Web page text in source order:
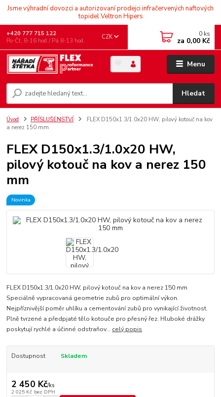
Jsme výhradní dovozci a autorizovaní prodejci infračervených naftových
topidel Veltron Hipers
Menu
CZK
Hledat
+420 777 715 122
Po-Čt, 8-16 hod./ Pá 8-13 hod.
0 ks
za 0,00 Kč
Úvod PŘÍSLUŠENSTVÍ
FLEX D150x1.3/1.0x20 HW, pilový kotouč na kov
a nerez 150 mm
FLEX D150x1.3/1.0x20 HW,
pilový kotouč na kov a nerez 150
mm
Novinka
FLEX D150x1.3/1.0x20 HW, pilový kotouč na kov a nerez 150 mm
Speciálně vypracovaná geometrie zubů pro optimální výkon.
Nejpříznivější poměr uhlíku a cementování zubů pro vynikající životnost.
Plně tvrzené a předpjaté tělo kotouče pro přesný řez. Hluboké drážky
poskytují rychlé a účinné odstraňov... celý popis
Dostupnost Skladem
2 450 Kč/ks
2 025 Kč bez DPH